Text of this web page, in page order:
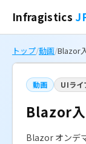
Infragistics
トップ/動画/Blazor
動画 UIライ
Blazor入
Blazor オンデ